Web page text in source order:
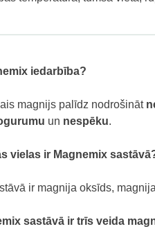
iedarbība?
magnijs palīdz nodrošināt
un nespēku.
vielas ir Magnemix
ir magnija oksīds,
sastāvā ir trīs veida